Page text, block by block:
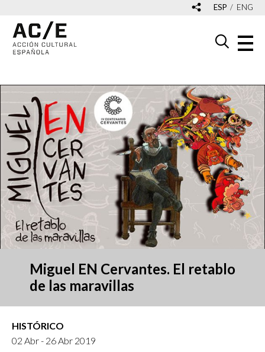
ESP ENG
Miguel EN Cervantes. El retablo
de las maravillas
HISTÓRICO
02 Abr - 26 Abr 2019